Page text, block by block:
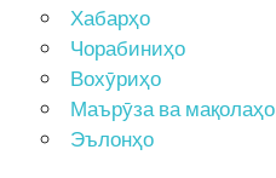
Хабарҳо
Чорабиниҳо
Вохӯриҳо
Маърӯза ва мақолаҳо
Эълонҳо